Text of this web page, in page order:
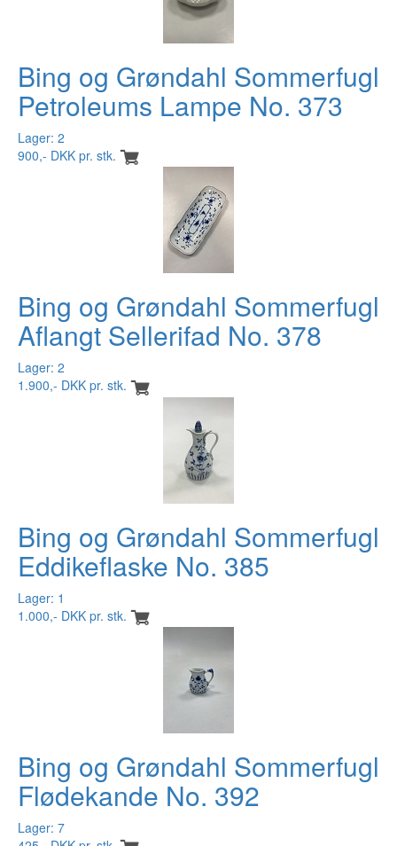
Bing og Grøndahl Sommerfugl
Petroleums Lampe No. 373
Lager: 2
900,- DKK pr. stk.
Bing og Grøndahl Sommerfugl
Aflangt Sellerifad No. 378
Lager: 2
1.900,- DKK pr. stk.
Bing og Grøndahl Sommerfugl
Eddikeflaske No. 385
Lager: 1
1.000,- DKK pr. stk.
Bing og Grøndahl Sommerfugl
Flødekande No. 392
Lager: 7